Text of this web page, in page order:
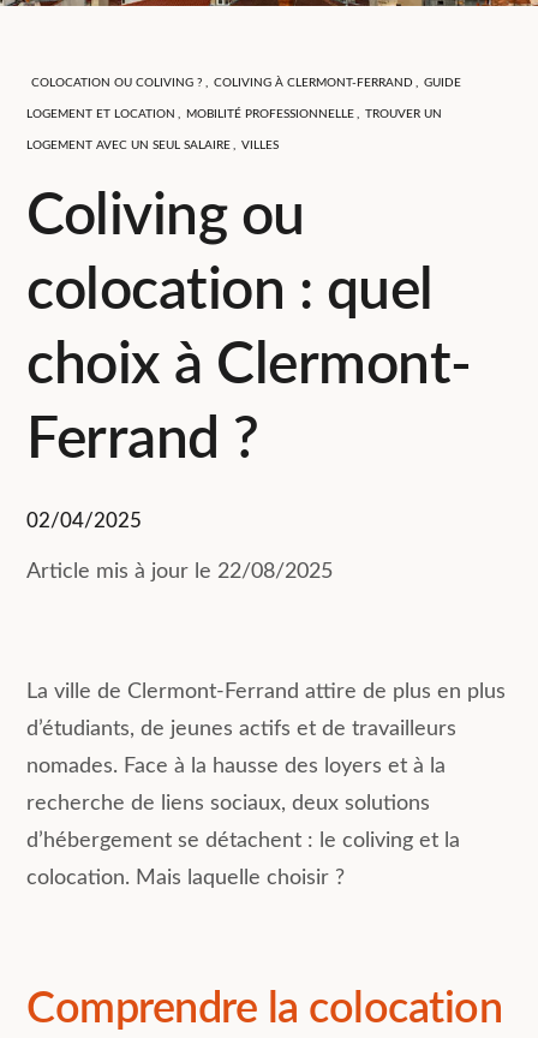
COLOCATION OU COLIVING ? , COLIVING À CLERMONT-FERRAND , GUIDE
LOGEMENT ET LOCATION , MOBILITÉ PROFESSIONNELLE , TROUVER UN
LOGEMENT AVEC UN SEUL SALAIRE , VILLES
Coliving ou
colocation : quel
choix à Clermont-
Ferrand ?
02/04/2025
Article mis à jour le 22/08/2025
La ville de Clermont-Ferrand attire de plus en plus
d’étudiants, de jeunes actifs et de travailleurs
nomades. Face à la hausse des loyers et à la
recherche de liens sociaux, deux solutions
d’hébergement se détachent : le coliving et la
colocation. Mais laquelle choisir ?
Comprendre la colocation